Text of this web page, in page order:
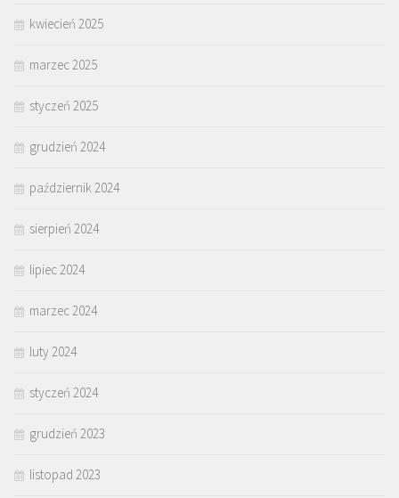
kwiecień 2025
marzec 2025
styczeń 2025
grudzień 2024
październik 2024
sierpień 2024
lipiec 2024
marzec 2024
luty 2024
styczeń 2024
grudzień 2023
listopad 2023